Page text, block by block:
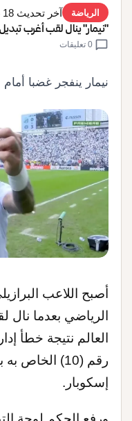
الرياضة آخر تحديث 18 May 2026 10:26
"نيمار" ينال لقب أغرب
chat_bubble
نيمار ينفجر غضبا أمام
أصبح اللاعب
الرياضي بعدما
العالم نتيجة خطأ
رقم (10) الخاص
إسكوبار .